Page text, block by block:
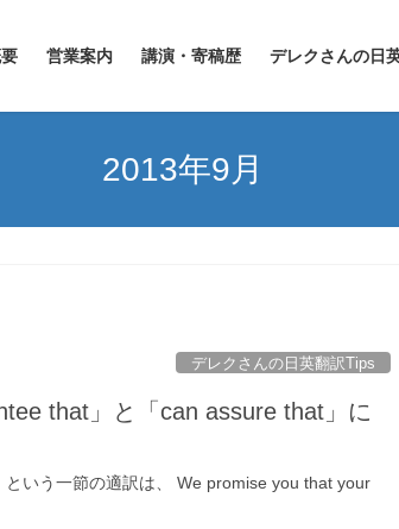
営業案内 講演・寄稿歴 デレクさんの日
2013年9月
デレクさんの日英翻訳Tips
that」と「can assure that」に
いう一節の適訳は、 We promise you that your